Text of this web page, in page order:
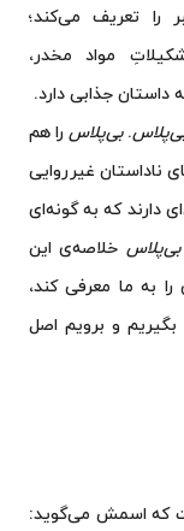
را تعریف می‌کند؛
مواد مخدر،
جذابی دارد.
.بی‌پلاس را هم
ناداستان غیرروایی
دارند که به گونه‌ای
بی‌پلاس خلاصه‌ی این
به ما معرفی کند،
و برویم اصل
که اسمش می‌گوید: